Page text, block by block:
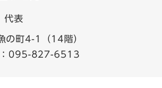
代表
の町4-1（14階）
095-827-6513